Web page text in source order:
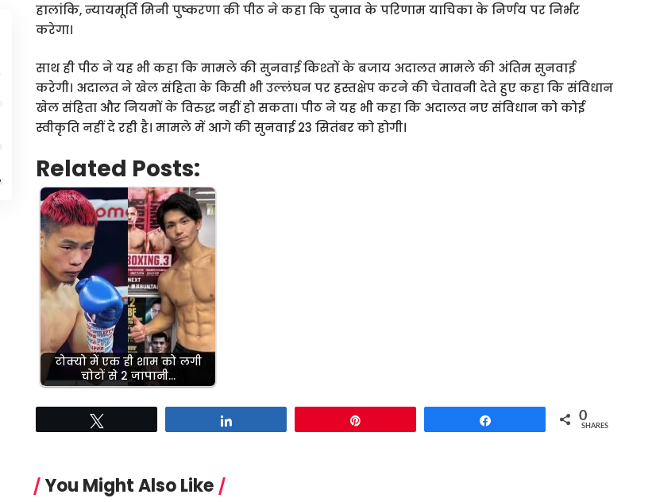
हालांकि, न्यायमूर्ति मिनी पुष्करणा की पीठ ने कहा कि चुनाव के परिणाम याचिका के निर्णय पर निर्भर
करेगा।
साथ ही पीठ ने यह भी कहा कि मामले की सुनवाई किश्तों के बजाय अदालत मामले की अंतिम सुनवाई
करेगी। अदालत ने खेल संहिता के किसी भी उल्लंघन पर हस्तक्षेप करने की चेतावनी देते हुए कहा कि संविधान
खेल संहिता और नियमों के विरुद्ध नहीं हो सकता। पीठ ने यह भी कहा कि अदालत नए संविधान को कोई
स्वीकृति नहीं दे रही है। मामले में आगे की सुनवाई 23 सितंबर को होगी।
Related Posts:
टोक्यो में एक ही शाम को लगी
चोटों से 2 जापानी…
0
SHARES
You Might Also Like